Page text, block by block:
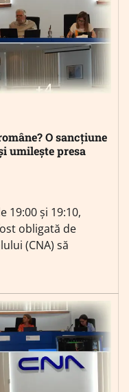
O sancțiune
umilește presa
19:00 și 19:10,
obligată de
(CNA) să